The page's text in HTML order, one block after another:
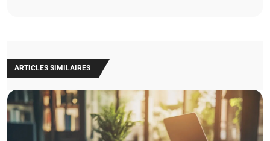
ARTICLES SIMILAIRES